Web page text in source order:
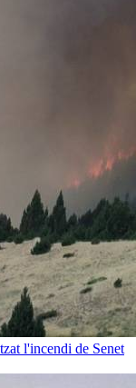
l'incendi de Senet